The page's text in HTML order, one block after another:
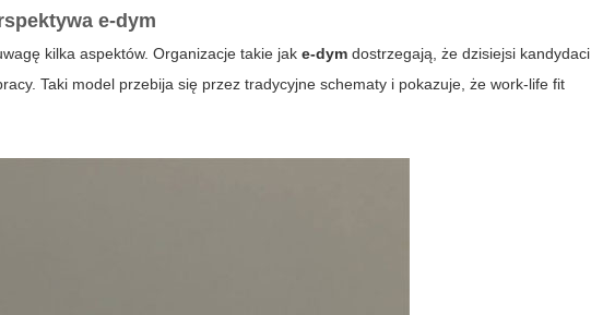
e-dym
kilka aspektów. Organizacje takie jake-dym dostrzegają, że dzisiejsi kandydaci
Taki model przebija się przez tradycyjne schematy i pokazuje, że work-life fit